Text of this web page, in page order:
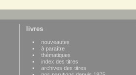
livres
nouveautes
à paraître
thématiques
index des titres
archives des titres